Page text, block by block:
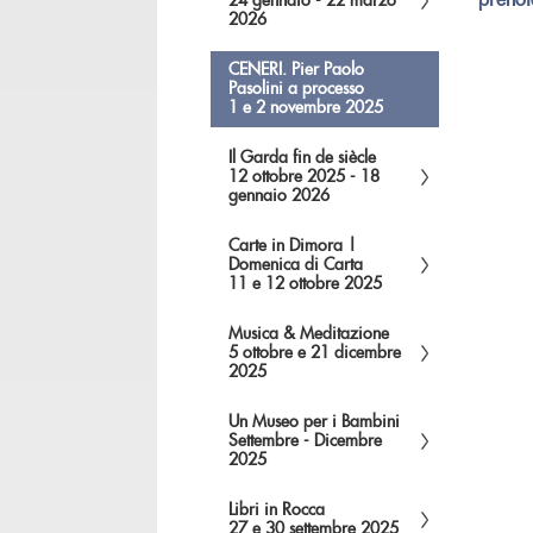
2026
CENERI. Pier Paolo
Pasolini a processo
1 e 2 novembre 2025
Il Garda fin de siècle
12 ottobre 2025 - 18
gennaio 2026
Carte in Dimora |
Domenica di Carta
11 e 12 ottobre 2025
Musica & Meditazione
5 ottobre e 21 dicembre
2025
Un Museo per i Bambini
Settembre - Dicembre
2025
Libri in Rocca
27 e 30 settembre 2025